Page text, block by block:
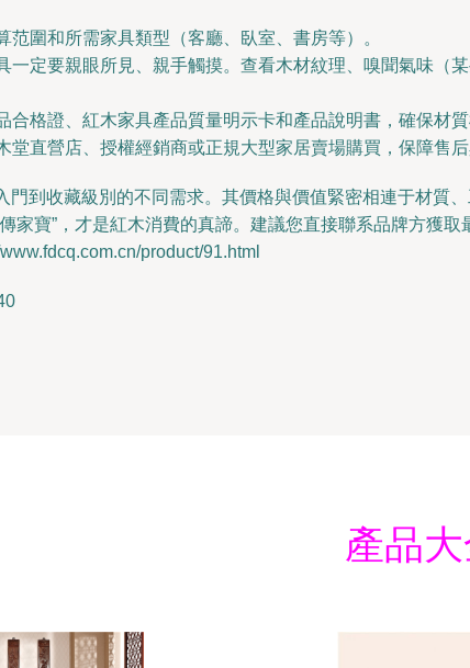
范圍和所需家具類型（客廳、臥室、書房等）。
一定要親眼所見、親手觸摸。查看木材紋理、嗅聞氣味
合格證、紅木家具產品質量明示卡和產品說明書，確保材質
堂直營店、授權經銷商或正規大型家居賣場購買，保障售后
門到收藏級別的不同需求。其價格與價值緊密相連于材質
家寶”，才是紅木消費的真諦。建議您直接聯系品牌方獲取
product/91.html
產品